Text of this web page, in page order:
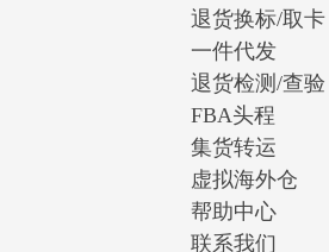
退货换标/取卡
一件代发
退货检测/查验
FBA头程
集货转运
虚拟海外仓
帮助中心
联系我们